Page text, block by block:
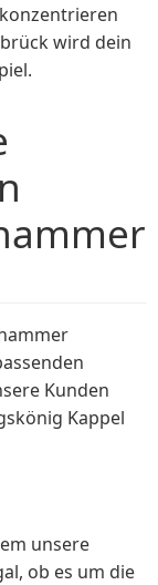
wird dein
Kunden
Kappel
unsere
ob es um die